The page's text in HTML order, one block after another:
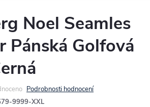
Noel Seamles
Pánská Golfová
Podrobnosti hodnocení
9999-XXL